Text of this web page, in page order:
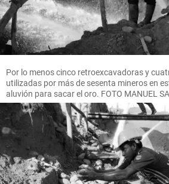
Por lo menos cinco retroexcavadoras y
utilizadas por más de sesenta mineros en
aluvión para sacar el oro. FOTO MANUEL